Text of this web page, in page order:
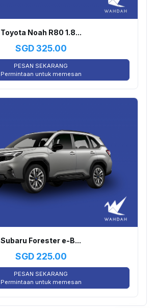
Toyota Noah R80 1.8...
SGD325.00
PESAN SEKARANG
Permintaan untuk memesan
Subaru Forester e-B...
SGD 225.00
PESAN SEKARANG
Permintaan untuk memesan